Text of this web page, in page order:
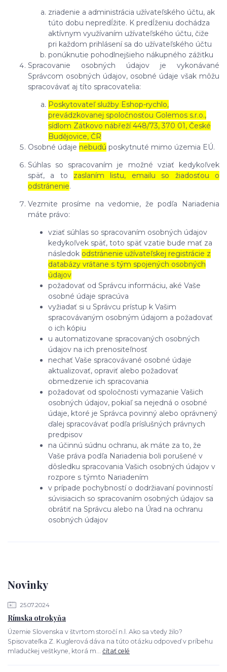
Novinky
25.07.2024
Rímska otrokyňa
Územie Slovenska v štvrtom storočí n.l. Ako sa vtedy žilo?
Spisovateľka Z. Kuglerová dáva na túto otázku odpoveď v príbehu
mladučkej veštkyne, ktorá m... čítať celé
zriadenie a administrácia užívateľského účtu, ak
túto dobu nepredĺžite. K predĺženiu dochádza
aktívnym využívaním užívateľského účtu, čiže
pri každom prihlásení sa do užívateľského účtu
ponúknutie pohodlnejšieho nákupného zážitku
Spracovanie osobných údajov je vykonávané
Správcom osobných údajov, osobné údaje však môžu
spracovávať aj títo spracovatelia:
Poskytovateľ služby Eshop-rychlo,
prevádzkovanej spoločnosťou Golemos s.r.o.,
sídlom Zátkovo nábřeží 448/73, 370 01, České
Budějovice, ČR
Osobné údaje nebudú poskytnuté mimo územia EÚ.
Súhlas so spracovaním je možné vziať kedykoľvek
späť, a to zaslaním listu, emailu so žiadosťou o
odstránenie.
Vezmite prosíme na vedomie, že podľa Nariadenia
máte právo:
vziať súhlas so spracovaním osobných údajov
kedykoľvek späť, toto späť vzatie bude mať za
následok odstránenie užívateľskej registrácie z
databázy vrátane s tým spojených osobných
údajov
požadovať od Správcu informáciu, aké Vaše
osobné údaje spracúva
vyžiadať si u Správcu prístup k Vašim
spracovávaným osobným údajom a požadovať
o ich kópiu
u automatizovane spracovaných osobných
údajov na ich prenositeľnosť
nechať Vaše spracovávané osobné údaje
aktualizovať, opraviť alebo požadovať
obmedzenie ich spracovania
požadovať od spoločnosti vymazanie Vašich
osobných údajov, pokiaľ sa nejedná o osobné
údaje, ktoré je Správca povinný alebo oprávnený
ďalej spracovávať podľa príslušných právnych
predpisov
na účinnú súdnu ochranu, ak máte za to, že
Vaše práva podľa Nariadenia boli porušené v
dôsledku spracovania Vašich osobných údajov v
rozpore s týmto Nariadením
v prípade pochybností o dodržiavaní povinností
súvisiacich so spracovaním osobných údajov sa
obrátiť na Správcu alebo na Úrad na ochranu
osobných údajov